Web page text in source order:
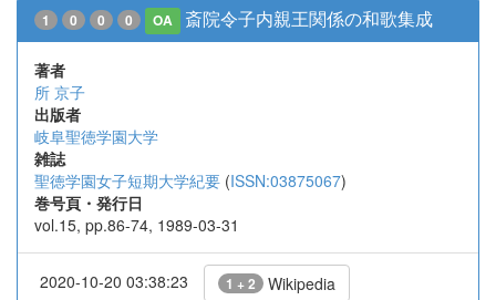
1 0 0 0 OA 斎院令子内親王関係の和歌集成
著者
所 京子
出版者
岐阜聖徳学園大学
雑誌
聖徳学園女子短期大学紀要 (ISSN:03875067)
巻号頁・発行日
vol.15, pp.86-74, 1989-03-31
2020-10-20 03:38:23 1 + 2 Wikipedia